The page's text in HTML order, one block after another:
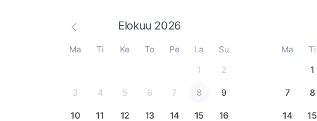
Elokuu 2026
Ma Ti Ke To Pe La Su
1 2
3 4 5 6 7 8 9
10 11 12 13 14 15 16
Ma Ti
1
7 8
14 15